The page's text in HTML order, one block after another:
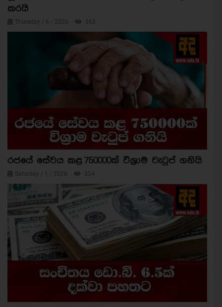
කරයි
Thursday / 6 / 2026 363
රජයේ සේවය කළ 750000ක් විශ්‍රාම වැටුප් ගනියි
Saturday / 1 / 2026 354